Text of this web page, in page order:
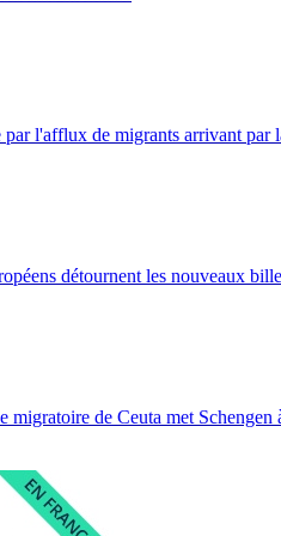
par l'afflux de migrants arrivant par
détournent les nouveaux
migratoire de Ceuta met Schengen